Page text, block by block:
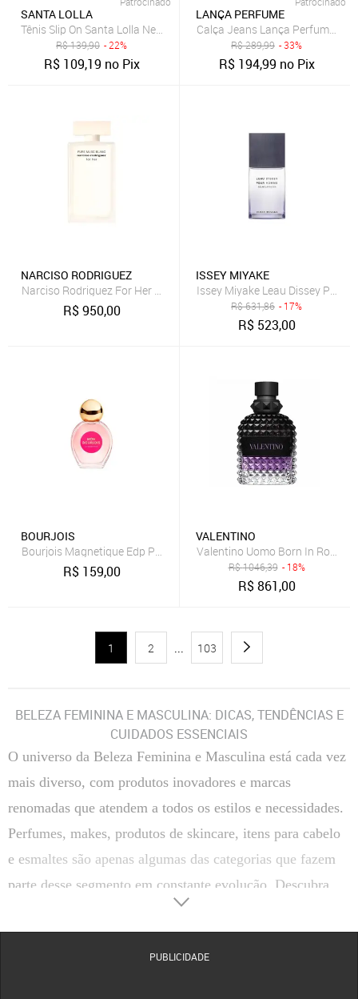
SANTA LOLLA
Tênis Slip On Santa Lolla New Preto
R$139,90 - 22%
R$ 109,19 no Pix
LANÇA PERFUME
Calça Jeans Lança Perfume
R$289,99 - 33%
R$ 194,99 no Pix
NARCISO RODRIGUEZ
Narciso Rodriguez For Her Pure Musc Blanc Eau de Parfum
R$950,00
ISSEY MIYAKE
Issey Miyake Leau Dissey Pour
R$631,86 - 17%
R$ 523,00
BOURJOIS
Bourjois Magnetique Edp Perfume Feminino 50Ml
R$ 159,00
VALENTINO
Valentino Uomo Born In Roma
R$1046,39 - 18%
R$861,00
1 2 ... 103
BELEZA FEMININA E MASCULINA: DICAS, TENDÊNCIAS E
CUIDADOS ESSENCIAIS
O universo da Beleza Feminina e Masculina está cada vez
mais diverso, com produtos inovadores e marcas
renomadas que atendem a todos os estilos e necessidades.
Perfumes, makes, produtos de skincare, itens para cabelo
e esmaltes são apenas algumas das categorias que fazem
parte desse segmento em constante evolução. Descubra
como escolher, usar e aproveitar ao máximo os principais
produtos de beleza, além de conhecer marcas de destaque
PUBLICIDADE